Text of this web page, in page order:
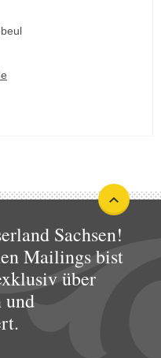
Sachsen!
Mailings bist
über
und